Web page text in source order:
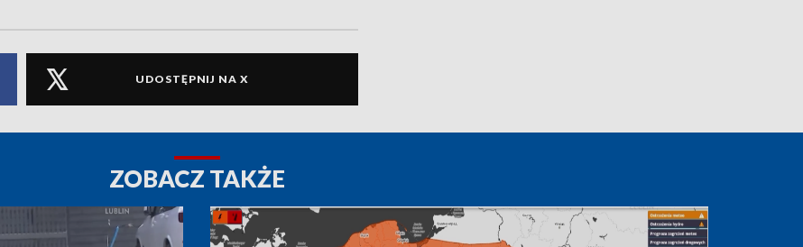
UDOSTĘPNIJ NA X
ZOBACZ TAKŻE